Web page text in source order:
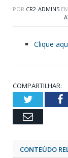
POR CR2-ADMIN5 EM
Clique
COMPARTILHAR:
Twitter
Email
CONTEÚDO